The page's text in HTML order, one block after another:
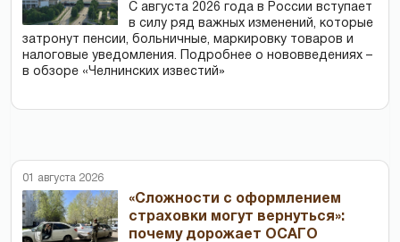
С августа 2026 года в России вступает
в силу ряд важных изменений, которые
затронут пенсии, больничные, маркировку товаров и
налоговые уведомления. Подробнее о нововведениях –
в обзоре «Челнинских известий»
01 августа 2026
«Сложности с оформлением
страховки могут вернуться»:
почему дорожает ОСАГО